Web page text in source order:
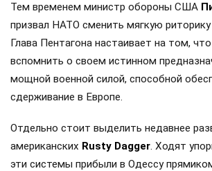
Тем временем министр обороны США
призвал НАТО сменить мягкую
Глава Пентагона настаивает на том,
вспомнить о своем истинном
мощной военной силой, способной
сдерживание в Европе.
Отдельно стоит выделить недавнее
американских Rusty Dagger. Ходят
эти системы прибыли в Одессу